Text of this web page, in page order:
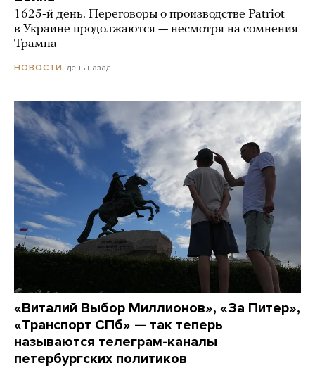
1625-й день. Переговоры о производстве Patriot
в Украине продолжаются — несмотря на сомнения
Трампа
НОВОСТИ день назад
«Виталий Выбор Миллионов», «За Питер»,
«Транспорт СПб» — так теперь
называются телеграм-каналы
петербургских политиков